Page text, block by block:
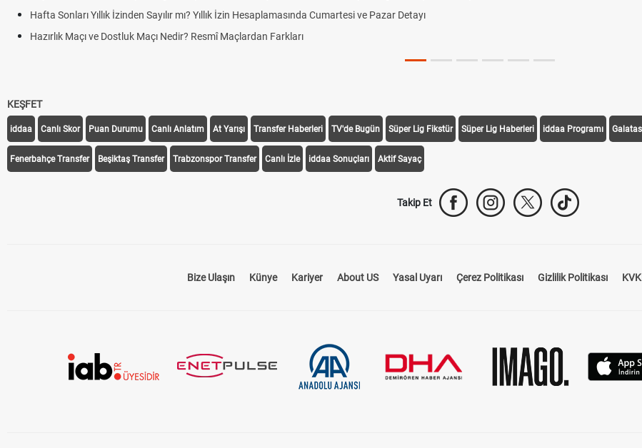
Hafta Sonları Yıllık İzinden Sayılır mı? Yıllık İzin Hesaplamasında Cumartesi ve Pazar Detayı
Hazırlık Maçı ve Dostluk Maçı Nedir? Resmî Maçlardan Farkları
KEŞFET
iddaa Canlı Skor Puan Durumu Canlı Anlatım At Yarışı Transfer Haberleri TV'de Bugün Süper Lig Fikstür Süper Lig Haberleri iddaa Programı
Fenerbahçe Transfer Beşiktaş Transfer Trabzonspor Transfer Canlı İzle iddaa Sonuçları Aktif Sayaç
Takip Et
Bize Ulaşın Künye Kariyer About US Yasal Uyarı Çerez Politikası Gizlilik Politikası